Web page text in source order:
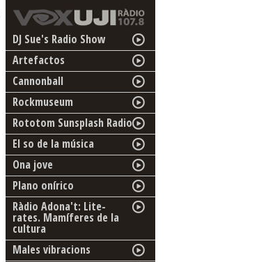
DJ Sue's Radio Show
Artefactos
Cannonball
Rockmuseum
Rototom Sunsplash Radio
El so de la música
Ona jove
Plano onírico
Ràdio Adona't: Lite-
rates. Mamíferes de la
cultura
Males vibracions